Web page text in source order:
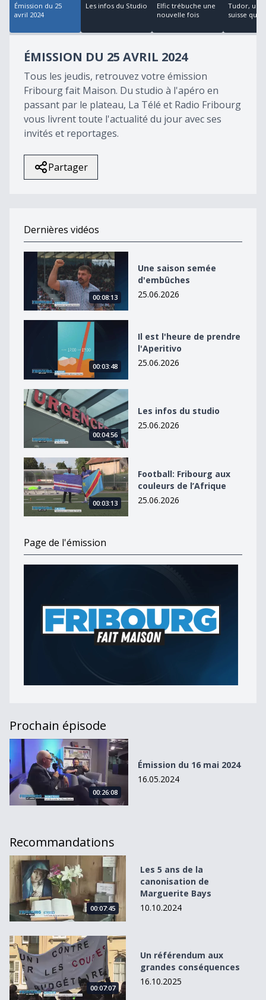
Émission du 25
avril 2024
Les infos du Studio
Elfic trébuche une
nouvelle fois
Tudor, une
suisse qui
ÉMISSION DU 25 AVRIL 2024
Tous les jeudis, retrouvez votre émission
Fribourg fait Maison. Du studio à l'apéro en
passant par le plateau, La Télé et Radio Fribourg
vous livrent toute l'actualité du jour avec ses
invités et reportages.
Partager
Dernières vidéos
Une saison semée d&#039;embûches
00:08:13
Une saison semée
d'embûches
25.06.2026
Il est l&#039;heure de prendre l&#039;Aperitivo
00:03:48
Il est l'heure de prendre
l'Aperitivo
25.06.2026
Les infos du studio
00:04:56
Les infos du studio
25.06.2026
Football: Fribourg aux couleurs de l’Afrique
00:03:13
Football: Fribourg aux
couleurs de l’Afrique
25.06.2026
Page de l'émission
Prochain épisode
Émission du 16 mai 2024
00:26:08
Émission du 16 mai 2024
16.05.2024
Recommandations
Les 5 ans de la canonisation de Marguerite Bays
00:07:45
Les 5 ans de la
canonisation de
Marguerite Bays
10.10.2024
Un référendum aux grandes conséquences
00:07:07
Un référendum aux
grandes conséquences
16.10.2025